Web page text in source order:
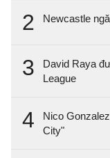
2 Newcastle
3
David Raya
League
4
Nico
City"